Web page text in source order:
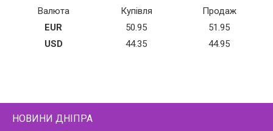
Валюта Купівля
Продаж
EUR
50.95
51.95
USD
44.35 44.95
НОВИНИ ДНІПРА